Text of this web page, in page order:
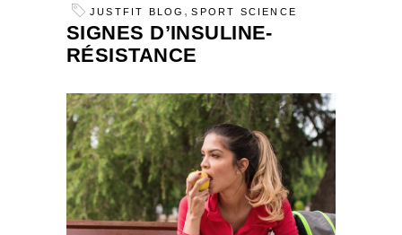
JUSTFIT BLOG ,SPORT SCIENCE
SIGNES D’INSULINE-
RÉSISTANCE